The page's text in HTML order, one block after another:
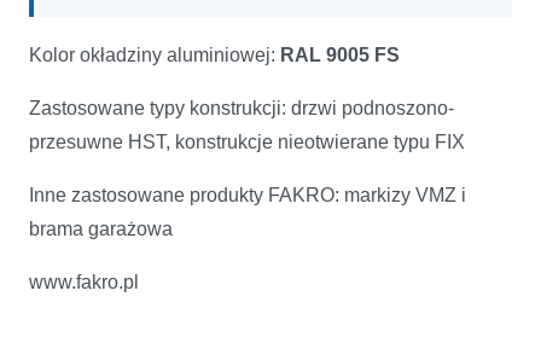
Kolor okładziny aluminiowej: RAL 9005 FS
Zastosowane typy konstrukcji: drzwi podnoszono-
przesuwne HST, konstrukcje nieotwierane typu FIX
Inne zastosowane produkty FAKRO: markizy VMZ i
brama garażowa
www.fakro.pl